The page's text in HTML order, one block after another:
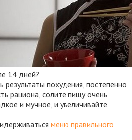
14 дней?
результаты похудения, постепенно
рациона, солите пищу очень
и мучное, и увеличивайте
меню правильного